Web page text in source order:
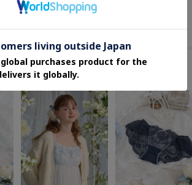
20%OFF
な華やかレースランジェリー